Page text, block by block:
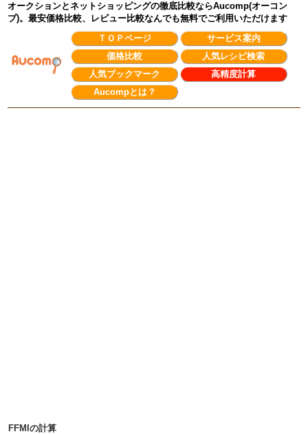
オークションとネットショッピングの徹底比較ならAucomp(オーコン
プ)。最安価格比較、レビュー比較なんでも無料でご利用いただけます
ＴＯＰページ
サービス案内
価格比較
人気レシピ検索
人気ブックマーク
高精度計算
Aucompとは？
FFMIの計算